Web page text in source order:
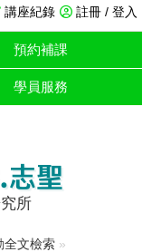
註冊 / 登入
講座紀錄
預約補課
學員服務
志聖
所
全文檢索 »